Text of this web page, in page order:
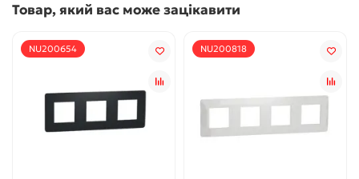
Товар, який вас може зацікавити
NU200654 NU200818